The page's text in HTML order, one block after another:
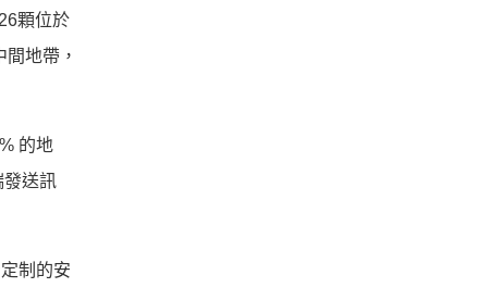
顆位於
地帶，
的地
發送訊
制的安